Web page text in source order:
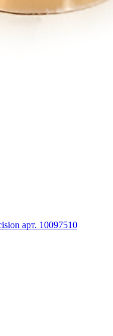
арт. 10097510